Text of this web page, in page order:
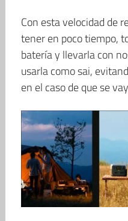
Con esta velocidad de
tener en poco tiempo,
batería y llevarla con
usarla como sai,
en el caso de que se